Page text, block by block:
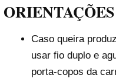
Caso queira
usar fio duplo e
porta-copos da